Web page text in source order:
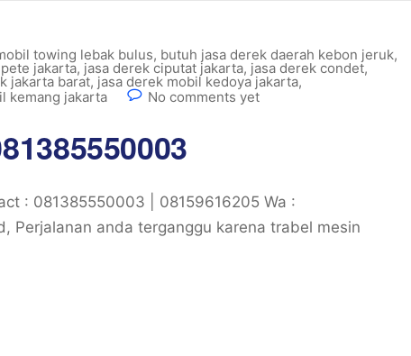
towing lebak bulus, butuh jasa derek daerah kebon jeruk,
jakarta, jasa derek ciputat jakarta, jasa derek condet,
jakarta barat, jasa derek mobil kedoya jakarta,
kemang jakarta No comments yet
: 081385550003 | 08159616205 Wa :
Perjalanan anda terganggu karena trabel mesin